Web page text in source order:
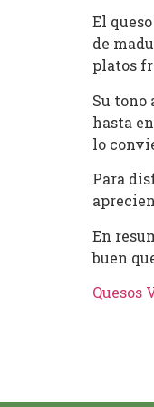
El
de
platos
Su tono
hasta
lo
Para
En
buen
Quesos